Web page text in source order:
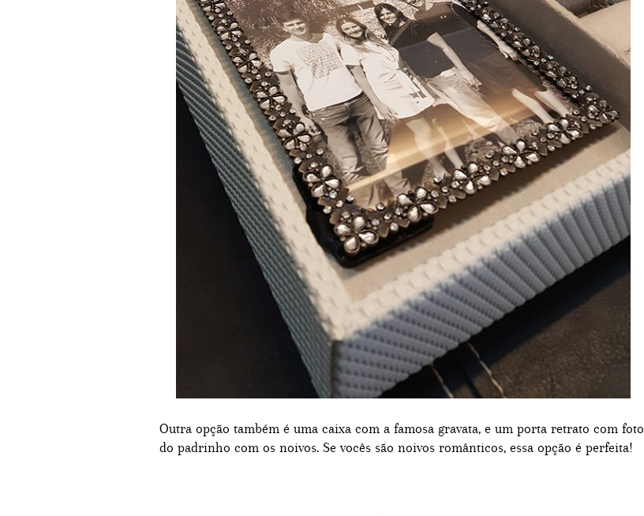
Outra opção também é uma caixa com a famosa gravata, e um porta retrato com foto
do padrinho com os noivos. Se vocês são noivos românticos, essa opção é perfeita!